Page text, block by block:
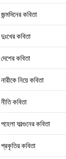
জন্মদিনের কবিতা
দুঃখের কবিতা
দেশের কবিতা
নারীকে নিয়ে কবিতা
নীতি কবিতা
পহেলা ফাল্গুনের কবিতা
প্রকৃতির কবিতা